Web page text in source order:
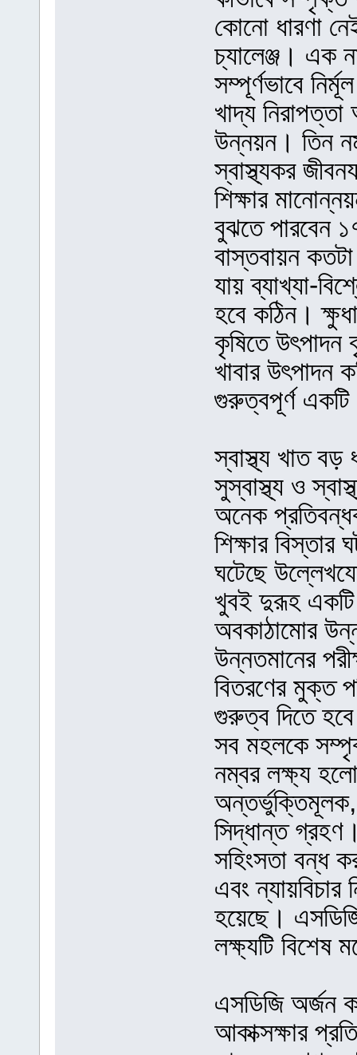
কোনো ধারণা
চ্যালেঞ্জ। এক
সম্পূর্ণভাবে
খাদ্য
উন্নয়ন। তিন
স্বাস্থ্যকর
শিক্ষার
বুঝতে পারবেন
বাস্তবায়ন
যায় ব্যাখ্যা-
হবে কঠিন।
কৃষিতে উৎপাদন
খাবার উৎপাদন
গুরুত্বপূর্ণ একটি
স্বাস্থ্য খাত বড়
সুস্বাস্থ্য ও
অনেক
শিক্ষার বিস্তার
ঘটেছে
খুবই দুরূহ একটি
অবকাঠামোর
উন্নতমানের
বিতরণের মুক্ত
গুরুত্ব দিতে
সব মহলকে
নম্বর লক্ষ্য
সিদ্ধান্ত গ্রহণ।
সহিংসতা বন্ধ
এবং ন্যায়বিচার
হয়েছে।
লক্ষ্যটি বিশেষ
এসডিজি অর্জন
আকাক্সক্ষার